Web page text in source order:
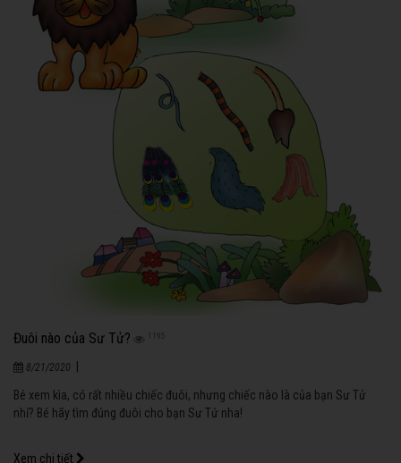
Đuôi nào của Sư Tử? 1195
8/21/2020
Bé xem kìa, có rất nhiều chiếc đuôi, nhưng chiếc nào là của bạn Sư Tử
nhỉ? Bé hãy tìm đúng đuôi cho bạn Sư Tử nha!
Xem chi tiết